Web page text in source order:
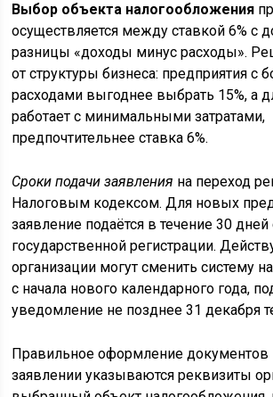
Выбор объекта налогообложения
осуществляется между ставкой 6% с
разницы «доходы минус расходы».
от структуры бизнеса: предприятия с
расходами выгоднее выбрать 15%, а
работает с минимальными затратами,
предпочтительнее ставка 6%.
Сроки подачи заявления на переход
Налоговым кодексом. Для новых
заявление подаётся в течение 30
государственной регистрации.
организации могут сменить систему
с начала нового календарного года,
уведомление не позднее 31 декабря
Правильное оформление документов
заявлении указываются реквизиты